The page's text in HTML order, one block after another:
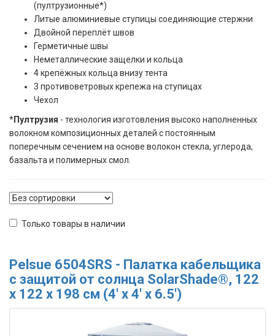
(пултрузионные*)
Литые алюминиевые ступицы соединяющие стержни
Двойной переплёт швов
Герметичные швы
Неметаллические защелки и кольца
4 крепёжных кольца внизу тента
3 противоветровых крепежа на ступицах
Чехол
*Пултрузия - технология изготовления высоко наполненных
волокном композиционных деталей с постоянным
поперечным сечением на основе волокон стекла, углерода,
базальта и полимерных смол.
Только товары в наличии
Pelsue 6504SRS - Палатка кабельщика
с защитой от солнца SolarShade®, 122
х 122 х 198 см (4' x 4' x 6.5')